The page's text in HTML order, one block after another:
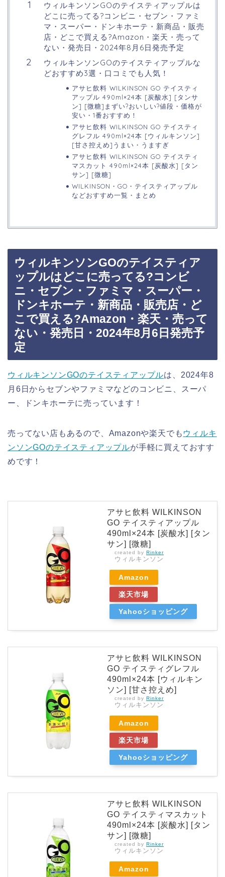
ウィルキンソンGOのテイスティアップルは
どこに売ってる?コンビニ・セブン・ファミ
マ・スーパー・ドンキホーテ・新商品・販売
店・どこで買える?Amazon・楽天・売って
ない・発売日・2024年8月6日発売予定
ウィルキンソンGOのテイスティアップルな
どおすすめ3選・口コミでも人気！
アサヒ飲料 WILKINSON GO テイスティ
アップル 490ml×24本 [炭酸水] [タンサ
ン] [微糖]まずい?おいしい?値段・価格が
安い・1番おすすめ！
アサヒ飲料 WILKINSON GO テイスティ
グレフル 490ml×24本 [ウィルキンソン]
[甘さ控えめ]うまい・うますぎ
アサヒ飲料 WILKINSON GO テイスティ
マスカット 490ml×24本 [炭酸水] [タン
サン] [微糖]
WILKINSON・GO・テイスティアップル
などおすすめ一覧・まとめ
ウィルキンソンGOのテイスティア
ップルはどこに売ってる?コンビ
ニ・セブン・ファミマ・スーパー・
ドンキホーテ・新商品・販売店・ど
こで買える?Amazon・楽天・売って
ない・発売日・2024年8月6日発売予
定
ウィルキンソンGOのテイスティアップルは、2024年8
月6日からセブンやファミマなどのコンビニ、スーパ
ー、ドンキホーテに売っています！
売ってない店もあるので、Amazonや楽天でも ウィルキ
ンソンGOのテイスティアップルが手軽に買えておすす
めです！
アサヒ飲料 WILKINSON
GO テイスティアップル
490ml×24本 [炭酸水] [タン
サン] [微糖]
created by Rinker
ウィルキンソン
Amazon
楽天市場
Yahooショッピング
アサヒ飲料 WILKINSON
GO テイスティグレフル
490ml×24本 [ウィルキン
ソン] [甘さ控えめ]
created by Rinker
ウィルキンソン
Amazon
楽天市場
Yahooショッピング
アサヒ飲料 WILKINSON
GO テイスティマスカット
490ml×24本 [炭酸水] [タン
サン] [微糖]
created by Rinker
ウィルキンソン
Amazon